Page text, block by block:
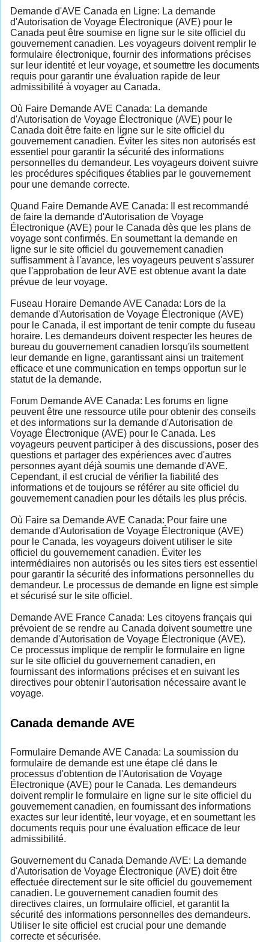
Demande d'AVE Canada en Ligne: La demande
d'Autorisation de Voyage Électronique (AVE) pour le
Canada peut être soumise en ligne sur le site officiel du
gouvernement canadien. Les voyageurs doivent remplir le
formulaire électronique, fournir des informations précises
sur leur identité et leur voyage, et soumettre les documents
requis pour garantir une évaluation rapide de leur
admissibilité à voyager au Canada.
Où Faire Demande AVE Canada: La demande
d'Autorisation de Voyage Électronique (AVE) pour le
Canada doit être faite en ligne sur le site officiel du
gouvernement canadien. Éviter les sites non autorisés est
essentiel pour garantir la sécurité des informations
personnelles du demandeur. Les voyageurs doivent suivre
les procédures spécifiques établies par le gouvernement
pour une demande correcte.
Quand Faire Demande AVE Canada: Il est recommandé
de faire la demande d'Autorisation de Voyage
Électronique (AVE) pour le Canada dès que les plans de
voyage sont confirmés. En soumettant la demande en
ligne sur le site officiel du gouvernement canadien
suffisamment à l'avance, les voyageurs peuvent s'assurer
que l'approbation de leur AVE est obtenue avant la date
prévue de leur voyage.
Fuseau Horaire Demande AVE Canada: Lors de la
demande d'Autorisation de Voyage Électronique (AVE)
pour le Canada, il est important de tenir compte du fuseau
horaire. Les demandeurs doivent respecter les heures de
bureau du gouvernement canadien lorsqu'ils soumettent
leur demande en ligne, garantissant ainsi un traitement
efficace et une communication en temps opportun sur le
statut de la demande.
Forum Demande AVE Canada: Les forums en ligne
peuvent être une ressource utile pour obtenir des conseils
et des informations sur la demande d'Autorisation de
Voyage Électronique (AVE) pour le Canada. Les
voyageurs peuvent participer à des discussions, poser des
questions et partager des expériences avec d'autres
personnes ayant déjà soumis une demande d'AVE.
Cependant, il est crucial de vérifier la fiabilité des
informations et de toujours se référer au site officiel du
gouvernement canadien pour les détails les plus précis.
Où Faire sa Demande AVE Canada: Pour faire une
demande d'Autorisation de Voyage Électronique (AVE)
pour le Canada, les voyageurs doivent utiliser le site
officiel du gouvernement canadien. Éviter les
intermédiaires non autorisés ou les sites tiers est essentiel
pour garantir la sécurité des informations personnelles du
demandeur. Le processus de demande en ligne est simple
et sécurisé sur le site officiel.
Demande AVE France Canada: Les citoyens français qui
prévoient de se rendre au Canada doivent soumettre une
demande d'Autorisation de Voyage Électronique (AVE).
Ce processus implique de remplir le formulaire en ligne
sur le site officiel du gouvernement canadien, en
fournissant des informations précises et en suivant les
directives pour obtenir l'autorisation nécessaire avant le
voyage.
Canada demande AVE
Formulaire Demande AVE Canada: La soumission du
formulaire de demande est une étape clé dans le
processus d'obtention de l'Autorisation de Voyage
Électronique (AVE) pour le Canada. Les demandeurs
doivent remplir le formulaire en ligne sur le site officiel du
gouvernement canadien, en fournissant des informations
exactes sur leur identité, leur voyage, et en soumettant les
documents requis pour une évaluation efficace de leur
admissibilité.
Gouvernement du Canada Demande AVE: La demande
d'Autorisation de Voyage Électronique (AVE) doit être
effectuée directement sur le site officiel du gouvernement
canadien. Le gouvernement canadien fournit des
directives claires, un formulaire officiel, et garantit la
sécurité des informations personnelles des demandeurs.
Utiliser le site officiel est crucial pour une demande
correcte et sécurisée.